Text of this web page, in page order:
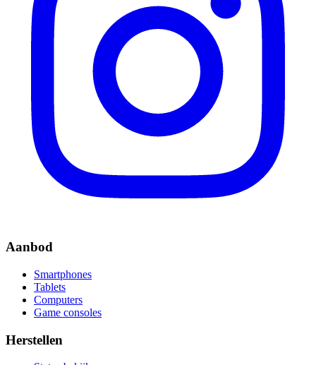
Aanbod
Smartphones
Tablets
Computers
Game consoles
Herstellen